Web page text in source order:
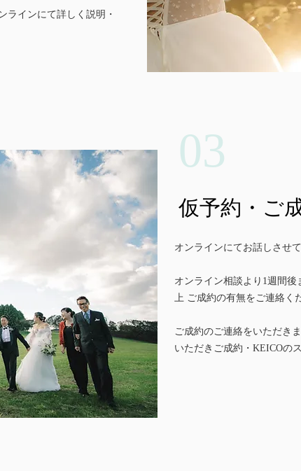
ラインにて詳しく説明・
03
仮予約・ご
オンラインにてお話しさせ
オンライン相談より1週間
上 ご成約の有無をご連絡く
ご成約のご連絡をいただき
いただきご成約・KEICOの